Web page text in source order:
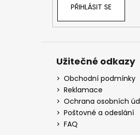
PŘIHLÁSIT SE
Užitečné odkazy
Obchodní podmínky
Reklamace
Ochrana osobních
Poštovné a odeslání
FAQ